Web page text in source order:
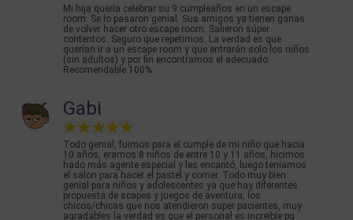
Mi hija quería celebrar su 9 cumpleaños en un escape
room. Se lo pasaron genial. Sus amigos ya tienen ganas
de volver hacer otro escape room. Salieron súper
contentos. Seguro que repetimos. La verdad es que
querían ir a un escape room y que entrarán solo los niños
(sin adultos) y por fin encontramos el adecuado.
Recomendable 100%
Gabi
Todo genial, fuimos para el cumple de mi niño que hacia
10 años, eramos 8 niños de entre 10 y 11 años, hicimos
hado más agente especial y les encantó, luego teniamos
el salon para hacer el pastel y comer. Todo muy bien
genial para niños y adolescentes ya que hay diferentes
propuesta de scapes y juegos de aventura, los
chicos/chicas que nos atendieron super pacientes, muy
agradables la verdad es que el personal es increible pq